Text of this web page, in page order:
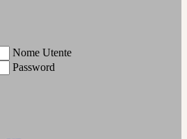
Nome Utente
Password